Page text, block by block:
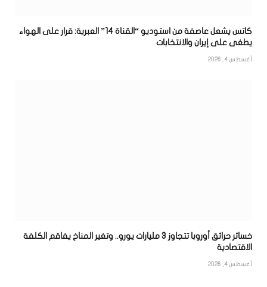
كاتس يشعل عاصفة من استوديو “القناة 14” العبرية: قرار على الهواء
يطغى على إيران والانتخابات
أغسطس 4, 2026
خسائر حرائق أوروبا تتجاوز 3 مليارات يورو.. وتغير المناخ يفاقم الكلفة
الاقتصادية
أغسطس 4, 2026